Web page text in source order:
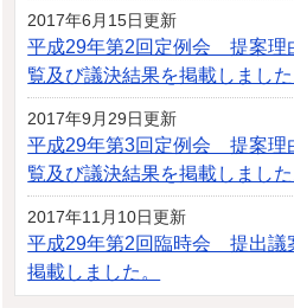
2017年6月15日更新
平成29年第2回定例会 提案理
覧及び議決結果を掲載しました
2017年9月29日更新
平成29年第3回定例会 提案理
覧及び議決結果を掲載しました
2017年11月10日更新
平成29年第2回臨時会 提出議
掲載しました。